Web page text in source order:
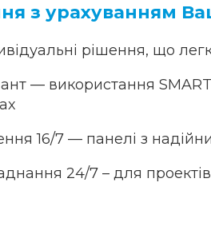
з урахуванням
рішення, що
— використання
16/7 — панелі з
24/7 – для